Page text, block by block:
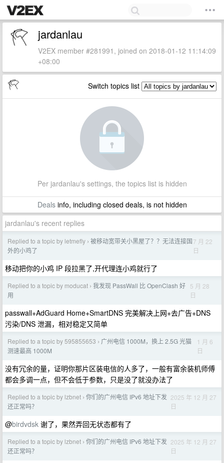
jardanlau
V2EX member #281991, joined on 2018-01-12 11:14:09
+08:00
Switch topics list
Per jardanlau's settings, the topics list is hidden
Dealsinfo, including closed deals, is not hidden
jardanlau's recent replies
Replied to a topic by letmefly › 被移动宽带关小黑屋了？？无法连接国
外的小鸡了
7 月 22
日
移动把你的小鸡 IP 段拉黑了,开代理连小鸡就行了
Replied to a topic by moducat › 我发现 PassWall 比 OpenClash 好
用
5 月 28
日
passwall+AdGuard Home+SmartDNS 完美解决上网+去广告+DNS
污染/DNS 泄漏，相对稳定又简单
Replied to a topic by 595855653 › 广州电信 1000M，换上 2.5G 光猫
测速最高 1000M
1 月 6
日
没有冗余的量，证明你那片区装电信的人多了，一般有富余装机师傅
都会多调一点，但不会低于参数，只是没了就没办法了
Replied to a topic by lzbnet › 你们的广州电信 IPv6 地址下发
还正常吗？
2025 年 12 月 27
日
@birdvdsk 谢了，果然弄回无状态都有了
Replied to a topic by lzbnet › 你们的广州电信 IPv6 地址下发
还正常吗？
2025 年 12 月 27
日